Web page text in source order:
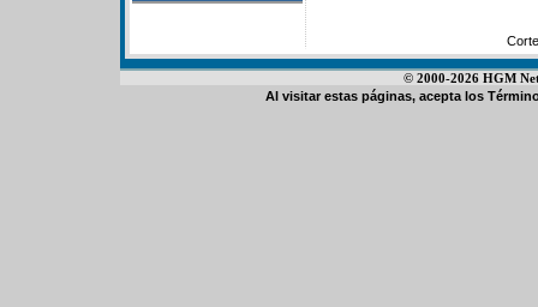
© 2000-2026 HGM
Al visitar estas páginas, acepta los